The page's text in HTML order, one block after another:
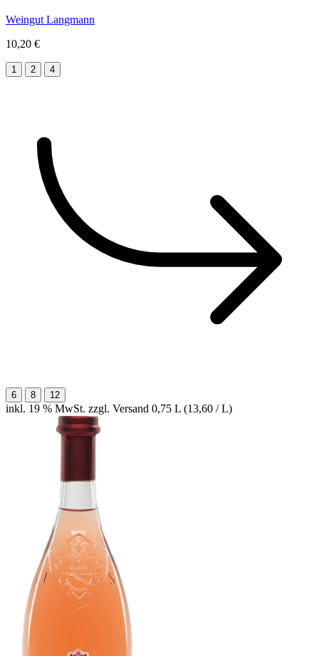
Weingut Langmann
10,20 €
1 2 4
6 8 12
inkl. 19 % MwSt. zzgl. Versand 0,75 L (13,60 / L)